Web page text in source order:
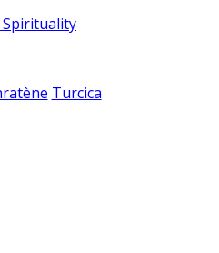
Spirituality
Turcica